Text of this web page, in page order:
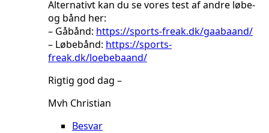
Alternativt kan du se vores test af andre løbe-
og bånd her:
– Gåbånd: https://sports-freak.dk/gaabaand/
– Løbebånd: https://sports-
freak.dk/loebebaand/
Rigtig god dag –
Mvh Christian
Besvar